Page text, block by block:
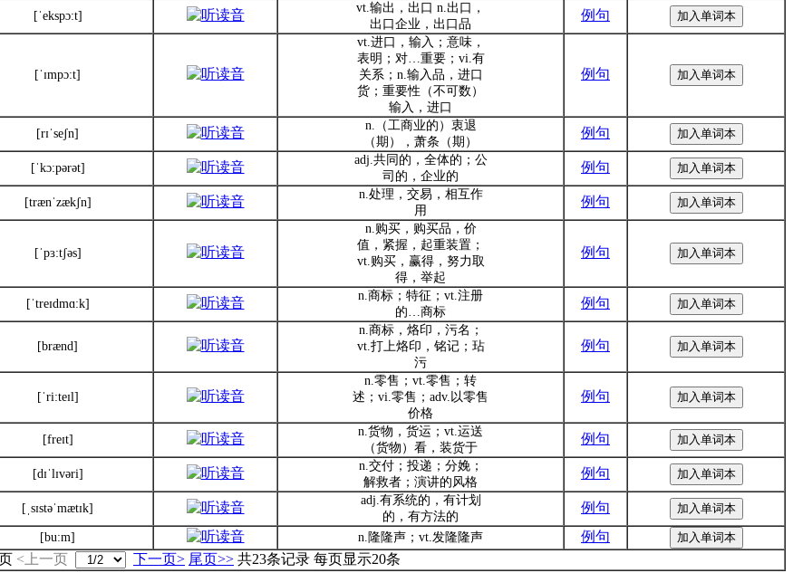
[ˈekspɔ:t]
vt.输出，出口 n.出口，
出口企业，出口品
例句
[ˈɪmpɔ:t]
vt.进口，输入；意味，
表明；对…重要；vi.有
关系；n.输入品，进口
货；重要性（不可数）
输入，进口
例句
[rɪˈseʃn]
n.（工商业的）衷退
（期），萧条（期）
例句
[ˈkɔ:pərət]
adj.共同的，全体的；公
司的，企业的
例句
[trænˈzækʃn]
n.处理，交易，相互作
用
例句
[ˈpɜ:tʃəs]
n.购买，购买品，价
值，紧握，起重装置；
vt.购买，赢得，努力取
得，举起
例句
[ˈtreɪdmɑ:k]
n.商标；特征；vt.注册
的…商标
例句
[brænd]
n.商标，烙印，污名；
vt.打上烙印，铭记；玷
污
例句
[ˈri:teɪl]
n.零售；vt.零售；转
述；vi.零售；adv.以零售
价格
例句
[freɪt]
n.货物，货运；vt.运送
（货物）看，装货于
例句
[dɪˈlɪvəri]
n.交付；投递；分娩；
解救者；演讲的风格
例句
[ˌsɪstəˈmætɪk]
adj.有系统的，有计划
的，有方法的
例句
[bu:m] n.隆隆声；vt.发隆隆声
例句
<上一页 下一页> 尾页>> 共23条记录 每页显示20条